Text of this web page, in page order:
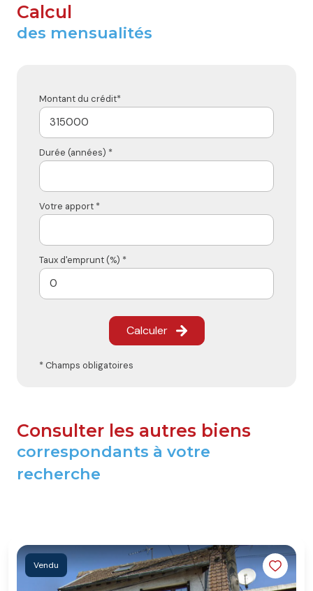
Calcul
des mensualités
Montant du crédit*
Durée (années) *
Votre apport *
Taux d'emprunt (%) *
Calculer
* Champs obligatoires
Consulter les autres biens
correspondants à votre
recherche
Vendu